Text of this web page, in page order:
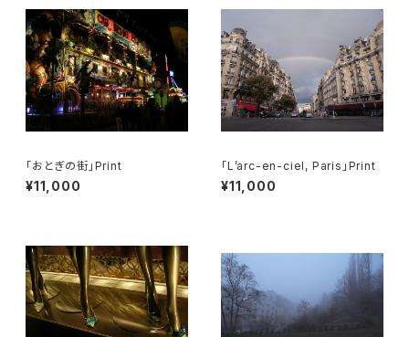
「おとぎの街」Print
¥11,000
「L’arc-en-ciel, Paris」Print
¥11,000